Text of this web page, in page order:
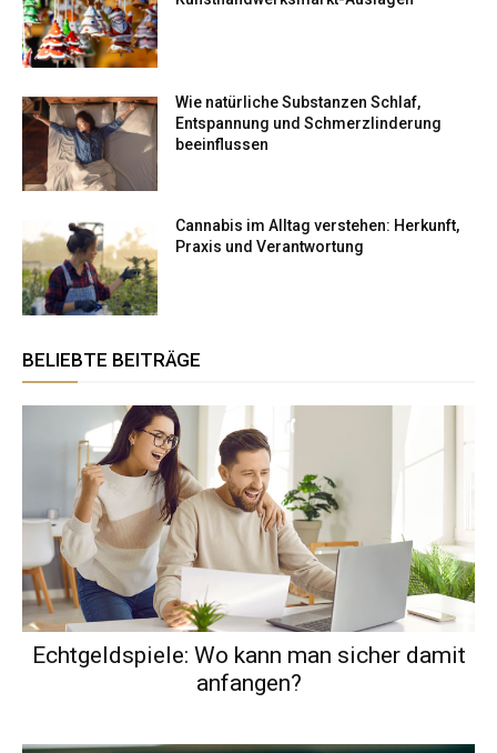
Wie natürliche Substanzen Schlaf,
Entspannung und Schmerzlinderung
beeinflussen
Cannabis im Alltag verstehen: Herkunft,
Praxis und Verantwortung
BELIEBTE BEITRÄGE
Echtgeldspiele: Wo kann man sicher damit
anfangen?